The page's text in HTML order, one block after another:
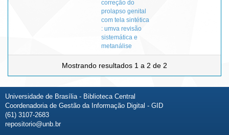
correção do
prolapso genital
com tela sintética
: umva revisão
sistemática e
metanálise
Mostrando resultados 1 a 2 de 2
Universidade de Brasília - Biblioteca Central
Coordenadoria de Gestão da Informação Digital - GID
(61) 3107-2683
repositorio@unb.br